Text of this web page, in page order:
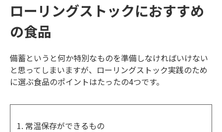
ローリングストックにおすすめ
の食品
備蓄というと何か特別なものを準備しなければいけない
と思ってしまいますが、ローリングストック実践のため
に選ぶ食品のポイントはたったの4つです。
常温保存ができるもの